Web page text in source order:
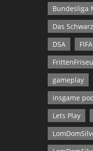
Bundesliga
Das
DSA
gameplay
insgame
Lets Play